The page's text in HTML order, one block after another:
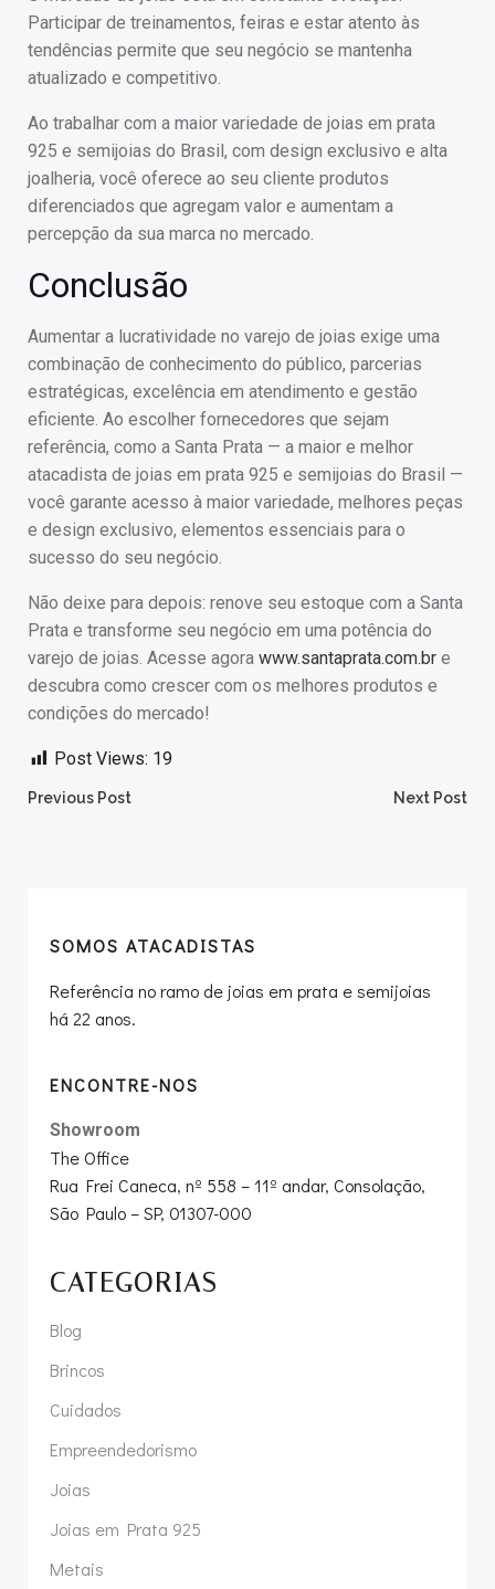
Participar de treinamentos, feiras e estar atento às
tendências permite que seu negócio se mantenha
atualizado e competitivo.
Ao trabalhar com a maior variedade de joias em prata
925 e semijoias do Brasil, com design exclusivo e alta
joalheria, você oferece ao seu cliente produtos
diferenciados que agregam valor e aumentam a
percepção da sua marca no mercado.
Conclusão
Aumentar a lucratividade no varejo de joias exige uma
combinação de conhecimento do público, parcerias
estratégicas, excelência em atendimento e gestão
eficiente. Ao escolher fornecedores que sejam
referência, como a Santa Prata — a maior e melhor
atacadista de joias em prata 925 e semijoias do Brasil —
você garante acesso à maior variedade, melhores peças
e design exclusivo, elementos essenciais para o
sucesso do seu negócio.
Não deixe para depois: renove seu estoque com a Santa
Prata e transforme seu negócio em uma potência do
varejo de joias. Acesse agora www.santaprata.com.br e
descubra como crescer com os melhores produtos e
condições do mercado!
Post Views: 19
Post
Previous Post Next Post
SOMOS ATACADISTAS
Referência no ramo de joias em prata e semijoias
há 22 anos.
ENCONTRE-NOS
Showroom
The Office
Rua Frei Caneca, nº 558 – 11º andar, Consolação,
São Paulo – SP, 01307-000
CATEGORIAS
Blog
Brincos
Cuidados
Empreendedorismo
Joias
Joias em Prata 925
Metais